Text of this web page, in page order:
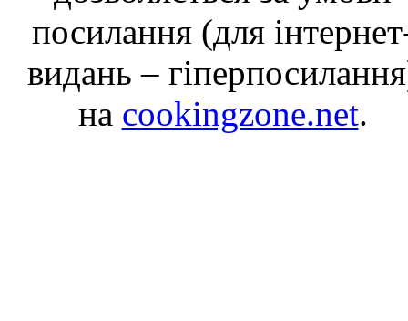
посилання (для
видань –
на cookingzone.net.